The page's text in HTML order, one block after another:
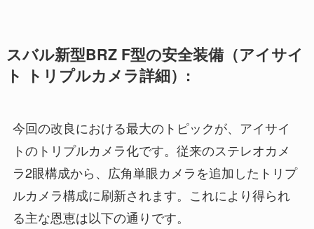
スバル新型BRZ F型の安全装備（アイサイ
ト トリプルカメラ詳細）:
今回の改良における最大のトピックが、アイサイ
トのトリプルカメラ化です。従来のステレオカメ
ラ2眼構成から、広角単眼カメラを追加したトリプ
ルカメラ構成に刷新されます。これにより得られ
る主な恩恵は以下の通りです。